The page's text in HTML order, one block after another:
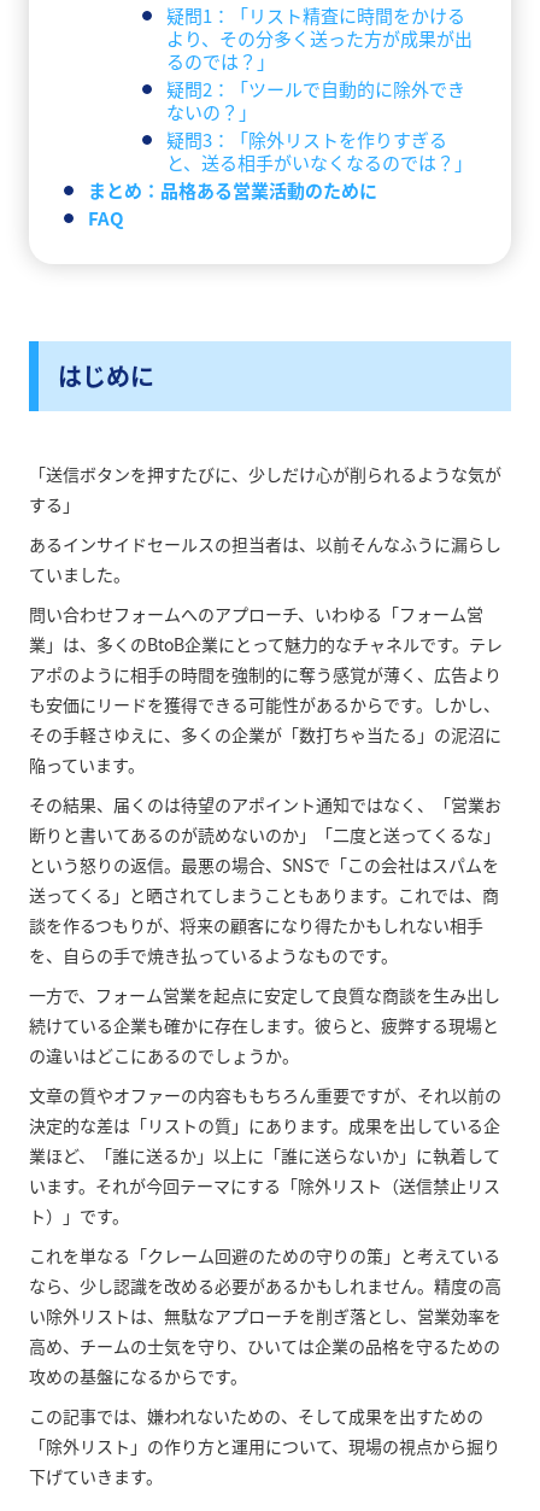
疑問1：「リスト精査に時間をかける
より、その分多く送った方が成果が出
るのでは？」
疑問2：「ツールで自動的に除外でき
ないの？」
疑問3：「除外リストを作りすぎる
と、送る相手がいなくなるのでは？」
まとめ：品格ある営業活動のために
FAQ
はじめに
「送信ボタンを押すたびに、少しだけ心が削られるような気が
する」
あるインサイドセールスの担当者は、以前そんなふうに漏らし
ていました。
問い合わせフォームへのアプローチ、いわゆる「フォーム営
業」は、多くのBtoB企業にとって魅力的なチャネルです。テレ
アポのように相手の時間を強制的に奪う感覚が薄く、広告より
も安価にリードを獲得できる可能性があるからです。しかし、
その手軽さゆえに、多くの企業が「数打ちゃ当たる」の泥沼に
陥っています。
その結果、届くのは待望のアポイント通知ではなく、「営業お
断りと書いてあるのが読めないのか」「二度と送ってくるな」
という怒りの返信。最悪の場合、SNSで「この会社はスパムを
送ってくる」と晒されてしまうこともあります。これでは、商
談を作るつもりが、将来の顧客になり得たかもしれない相手
を、自らの手で焼き払っているようなものです。
一方で、フォーム営業を起点に安定して良質な商談を生み出し
続けている企業も確かに存在します。彼らと、疲弊する現場と
の違いはどこにあるのでしょうか。
文章の質やオファーの内容ももちろん重要ですが、それ以前の
決定的な差は「リストの質」にあります。成果を出している企
業ほど、「誰に送るか」以上に「誰に送らないか」に執着して
います。それが今回テーマにする「除外リスト（送信禁止リス
ト）」です。
これを単なる「クレーム回避のための守りの策」と考えている
なら、少し認識を改める必要があるかもしれません。精度の高
い除外リストは、無駄なアプローチを削ぎ落とし、営業効率を
高め、チームの士気を守り、ひいては企業の品格を守るための
攻めの基盤になるからです。
この記事では、嫌われないための、そして成果を出すための
「除外リスト」の作り方と運用について、現場の視点から掘り
下げていきます。